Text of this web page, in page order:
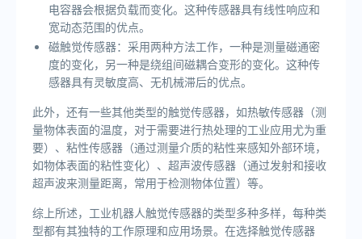
电容器会根据负载而变化。这种传感器具有线性响应和
宽动态范围的优点。
磁触觉传感器：采用两种方法工作，一种是测量磁通密
度的变化，另一种是绕组间磁耦合变形的变化。这种传
感器具有灵敏度高、无机械滞后的优点。
此外，还有一些其他类型的触觉传感器，如热敏传感器（测
量物体表面的温度，对于需要进行热处理的工业应用尤为重
要）、粘性传感器（通过测量介质的粘性来感知外部环境，
如物体表面的粘性变化）、超声波传感器（通过发射和接收
超声波来测量距离，常用于检测物体位置）等。
综上所述，工业机器人触觉传感器的类型多种多样，每种类
型都有其独特的工作原理和应用场景。在选择触觉传感器